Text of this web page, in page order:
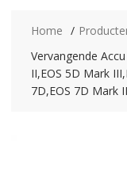
Home
Vervangende
II,EOS 5D Mark
7D,EOS 7D Mark II